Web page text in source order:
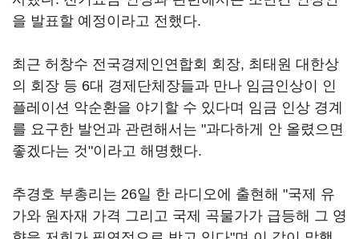
을 발표할 예정이라고 전했다.
최근 허창수 전국경제인연합회 회장, 최태원 대한상
의 회장 등 6대 경제단체장들과 만나 임금인상이 인
플레이션 악순환을 야기할 수 있다며 임금 인상 경계
를 요구한 발언과 관련해서는 "과다하게 안 올렸으면
좋겠다는 것"이라고 해명했다.
추경호 부총리는 26일 한 라디오에 출현해 "국제 유
가와 원자재 가격 그리고 국제 곡물가가 급등해 그 영